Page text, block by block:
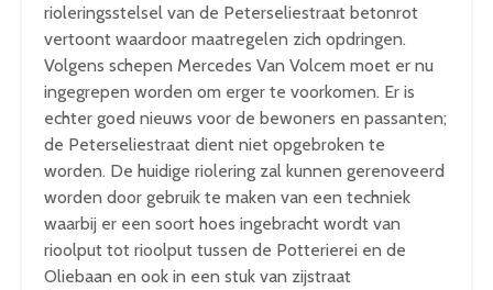
rioleringsstelsel van de Peterseliestraat betonrot
vertoont waardoor maatregelen zich opdringen.
Volgens schepen Mercedes Van Volcem moet er nu
ingegrepen worden om erger te voorkomen. Er is
echter goed nieuws voor de bewoners en passanten;
de Peterseliestraat dient niet opgebroken te
worden. De huidige riolering zal kunnen gerenoveerd
worden door gebruik te maken van een techniek
waarbij er een soort hoes ingebracht wordt van
rioolput tot rioolput tussen de Potterierei en de
Oliebaan en ook in een stuk van zijstraat